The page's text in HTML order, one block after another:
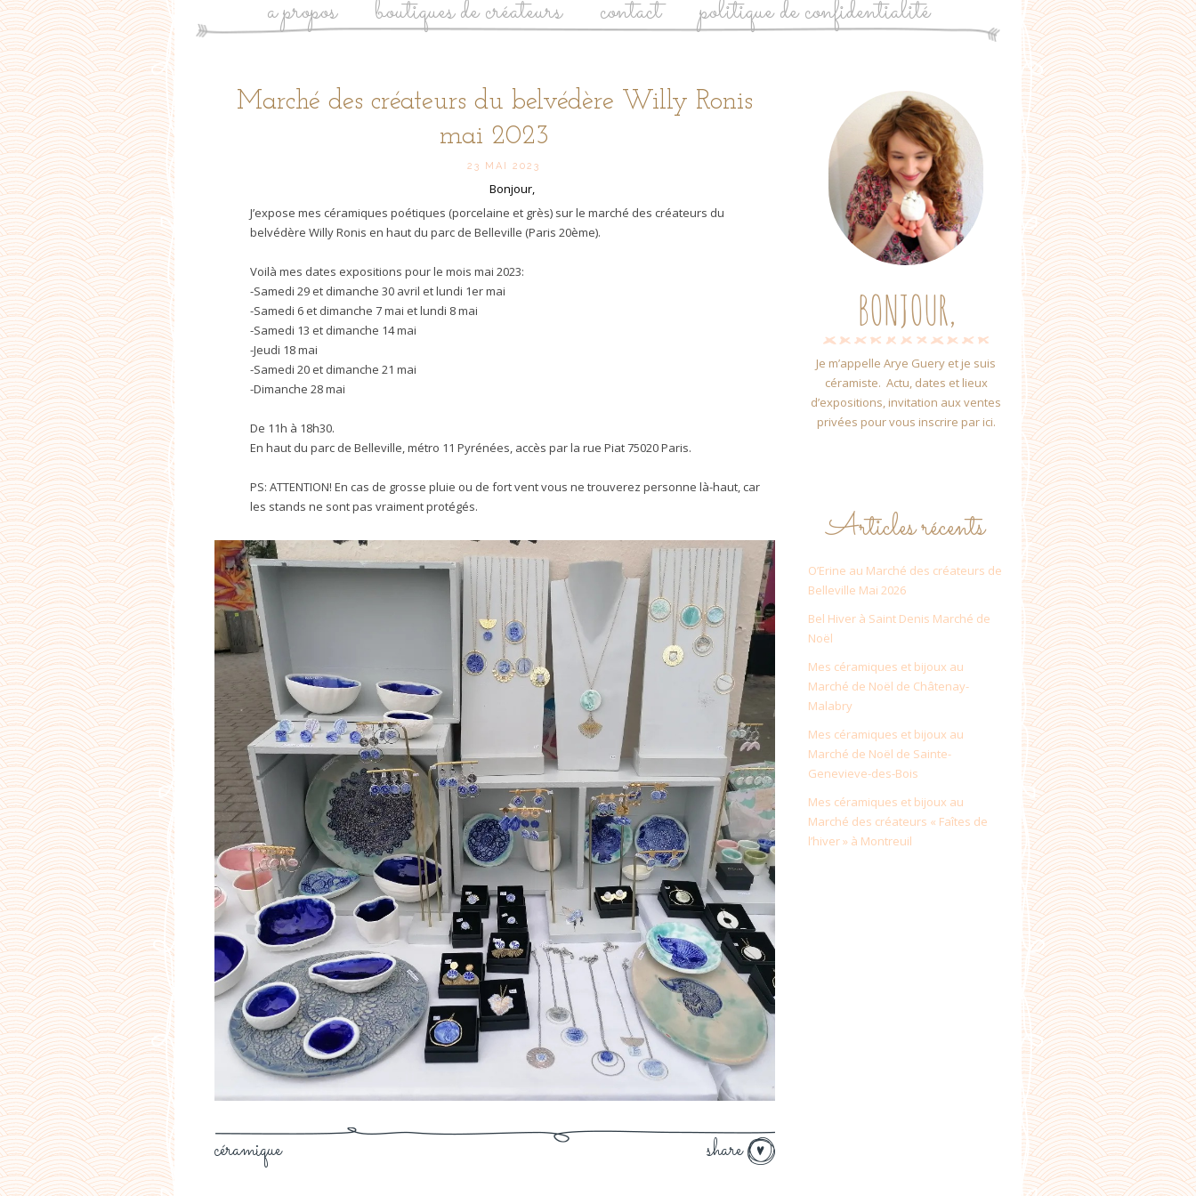
a propos boutiques de créateurs contact politique de confidentialité
Marché des créateurs du belvédère Willy Ronis
mai 2023
23 MAI 2023
Bonjour,
J’expose mes céramiques poétiques (porcelaine et grès) sur le marché des créateurs du
belvédère Willy Ronis en haut du parc de Belleville (Paris 20ème).
Voilà mes dates expositions pour le mois mai 2023:
-Samedi 29 et dimanche 30 avril et lundi 1er mai
-Samedi 6 et dimanche 7 mai et lundi 8 mai
-Samedi 13 et dimanche 14 mai
-Jeudi 18 mai
-Samedi 20 et dimanche 21 mai
-Dimanche 28 mai
De 11h à 18h30.
En haut du parc de Belleville, métro 11 Pyrénées, accès par la rue Piat 75020 Paris.
PS: ATTENTION! En cas de grosse pluie ou de fort vent vous ne trouverez personne là-haut, car
les stands ne sont pas vraiment protégés.
share
céramique
Post
BONJOUR,
Je m’appelle Arye Guery et je suis
céramiste. Actu, dates et lieux
d’expositions, invitation aux ventes
privées pour vous inscrire par ici.
Articles récents
O’Erine au Marché des créateurs de
Belleville Mai 2026
Bel Hiver à Saint Denis Marché de
Noël
Mes céramiques et bijoux au
Marché de Noël de Châtenay-
Malabry
Mes céramiques et bijoux au
Marché de Noël de Sainte-
Genevieve-des-Bois
Mes céramiques et bijoux au
Marché des créateurs « Faîtes de
l’hiver » à Montreuil